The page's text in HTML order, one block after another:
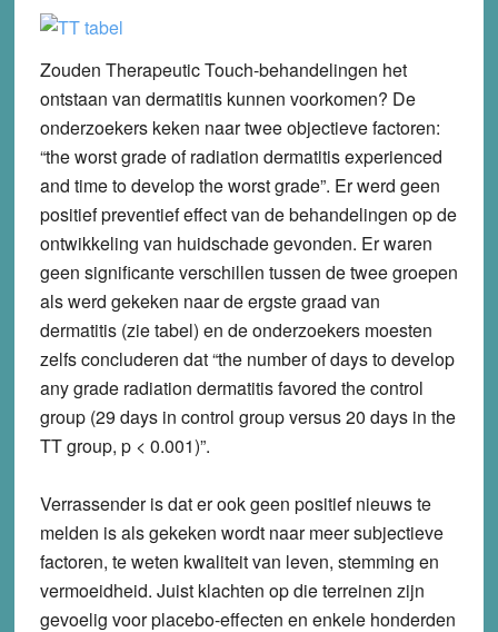
Zouden Therapeutic Touch-behandelingen het
ontstaan van dermatitis kunnen voorkomen? De
onderzoekers keken naar twee objectieve factoren:
“the worst grade of radiation dermatitis experienced
and time to develop the worst grade”. Er werd geen
positief preventief effect van de behandelingen op de
ontwikkeling van huidschade gevonden. Er waren
geen significante verschillen tussen de twee groepen
als werd gekeken naar de ergste graad van
dermatitis (zie tabel) en de onderzoekers moesten
zelfs concluderen dat “the number of days to develop
any grade radiation dermatitis favored the control
group (29 days in control group versus 20 days in the
TT group, p < 0.001)”.
Verrassender is dat er ook geen positief nieuws te
melden is als gekeken wordt naar meer subjectieve
factoren, te weten kwaliteit van leven, stemming en
vermoeidheid. Juist klachten op die terreinen zijn
gevoelig voor placebo-effecten en enkele honderden